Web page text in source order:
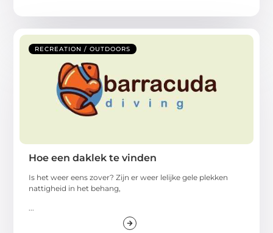
RECREATION / OUTDOORS
Hoe een daklek te vinden
Is het weer eens zover? Zijn er weer lelijke gele plekken
nattigheid in het behang,
...